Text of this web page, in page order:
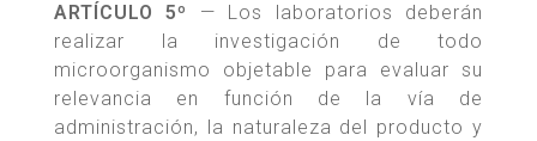
ARTÍCULO 5º
— Los laboratorios deberán
realizar la investigación de todo
microorganismo objetable para evaluar su
relevancia en función de la vía de
administración, la naturaleza del producto y